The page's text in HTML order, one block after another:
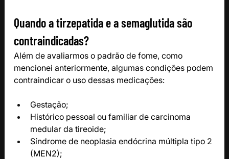
Quando a tirzepatida e a semaglutida são
contraindicadas?
Além de avaliarmos o padrão de fome, como
mencionei anteriormente, algumas condições podem
contraindicar o uso dessas medicações:
Gestação;
Histórico pessoal ou familiar de carcinoma
medular da tireoide;
Síndrome de neoplasia endócrina múltipla tipo 2
(MEN2);